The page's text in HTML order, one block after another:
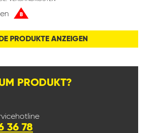
B
PRODUKTE ANZEIGEN
PRODUKT?
36 78